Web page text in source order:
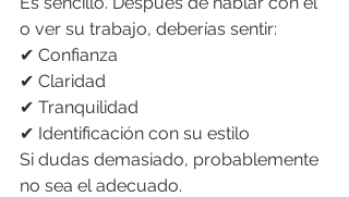
o ver su trabajo, deberías sentir:
✔ Confianza
✔ Claridad
✔ Tranquilidad
✔ Identificación con su estilo
Si dudas demasiado, probablemente
no sea el adecuado.